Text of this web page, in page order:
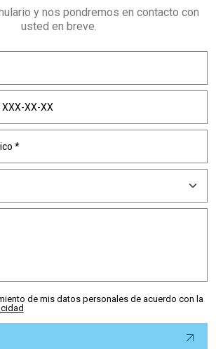
y nos pondremos en contacto con
usted en breve.
de mis datos personales de acuerdo con la